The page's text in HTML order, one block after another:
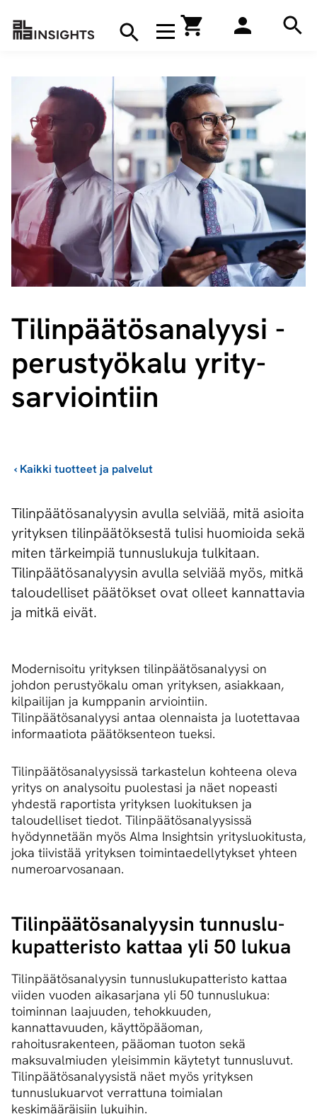
Avaa navigaatio
Hae
Ti­lin­pää­tö­sa­na­lyy­si -
perustyökalu yri­ty­
sar­vioin­tiin
Kaikki tuotteet ja palvelut
›
Tilinpäätösanalyysin avulla selviää, mitä asioita
yrityksen tilinpäätöksestä tulisi huomioida sekä
miten tärkeimpiä tunnuslukuja tulkitaan.
Tilinpäätösanalyysin avulla selviää myös, mitkä
taloudelliset päätökset ovat olleet kannattavia
ja mitkä eivät.
Modernisoitu yrityksen tilinpäätösanalyysi on
johdon perustyökalu oman yrityksen, asiakkaan,
kilpailijan ja kumppanin arviointiin.
Tilinpäätösanalyysi antaa olennaista ja luotettavaa
informaatiota päätöksenteon tueksi.
Tilinpäätösanalyysissä tarkastelun kohteena oleva
yritys on analysoitu puolestasi ja näet nopeasti
yhdestä raportista yrityksen luokituksen ja
taloudelliset tiedot. Tilinpäätösanalyysissä
hyödynnetään myös Alma Insightsin yritysluokitusta,
joka tiivistää yrityksen toimintaedellytykset yhteen
numeroarvosanaan.
Ti­lin­pää­tö­sa­na­lyy­sin tun­nus­lu­
ku­pat­te­ris­to kattaa yli 50 lukua
Tilinpäätösanalyysin tunnuslukupatteristo kattaa
viiden vuoden aikasarjana yli 50 tunnuslukua:
toiminnan laajuuden, tehokkuuden,
kannattavuuden, käyttöpääoman,
rahoitusrakenteen, pääoman tuoton sekä
maksuvalmiuden yleisimmin käytetyt tunnusluvut.
Tilinpäätösanalyysistä näet myös yrityksen
tunnuslukuarvot verrattuna toimialan
keskimääräisiin lukuihin.